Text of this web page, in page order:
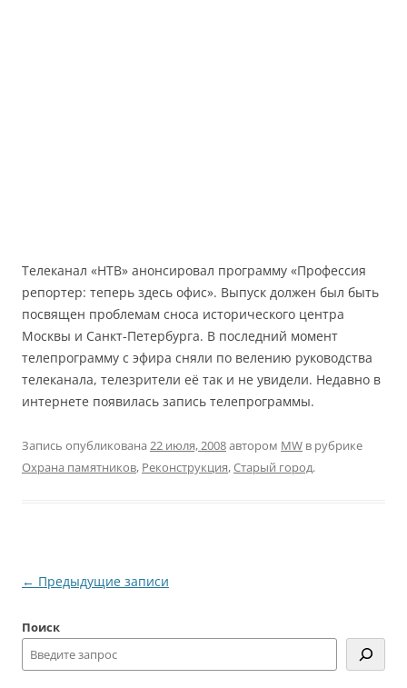
Телеканал «НТВ» анонсировал программу «Профессия
репортер: теперь здесь офис». Выпуск должен был быть
посвящен проблемам сноса исторического центра
Москвы и Санкт-Петербурга. В последний момент
телепрограмму с эфира сняли по велению руководства
телеканала, телезрители её так и не увидели. Недавно в
интернете появилась запись телепрограммы.
Запись опубликована 22 июля, 2008автором MW в рубрике
Охрана памятников, Реконструкция,Старый город.
Навигация
записям
← Предыдущие записи
Поиск